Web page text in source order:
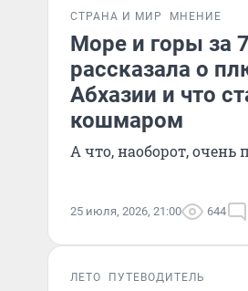
СТРАНА И МИР МНЕНИЕ
Море и горы за
рассказала о
Абхазии и что
кошмаром
А что, наоборот, очень
25 июля, 2026, 21:00 644
ЛЕТО ПУТЕВОДИТЕЛЬ